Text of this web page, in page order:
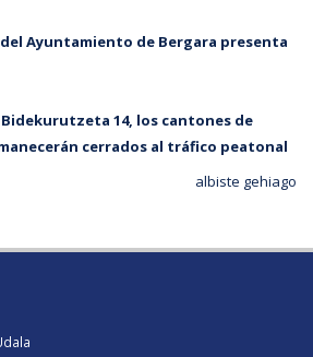
del Ayuntamiento de Bergara presenta
14, los cantones de
cerrados al tráfico peatonal
albiste gehiago